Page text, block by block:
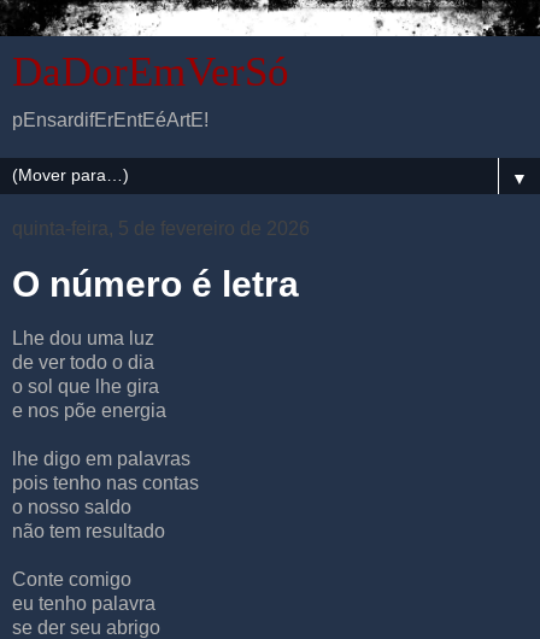
DaDorEmVerSó
pEnsardifErEntEéArtE!
▼
quinta-feira, 5 de fevereiro de 2026
O número é letra
Lhe dou uma luz
de ver todo o dia
o sol que lhe gira
e nos põe energia
lhe digo em palavras
pois tenho nas contas
o nosso saldo
não tem resultado
Conte comigo
eu tenho palavra
se der seu abrigo